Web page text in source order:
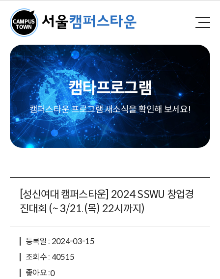
캠타프로그램
캠퍼스타운 프로그램 새소식을 확인해 보세요!
[성신여대 캠퍼스타운] 2024 SSWU 창업경
진대회 (~ 3/21.(목) 22시까지)
등록일 : 2024-03-15
조회수 : 40515
좋아요 :0